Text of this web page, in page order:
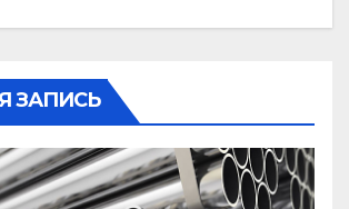
ЗАПИСЬ